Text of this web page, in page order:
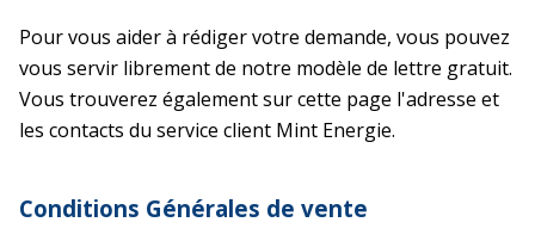
Pour vous aider à rédiger votre demande, vous pouvez
vous servir librement de notre modèle de lettre gratuit.
Vous trouverez également sur cette page l'adresse et
les contacts du service client Mint Energie.
Conditions Générales de vente